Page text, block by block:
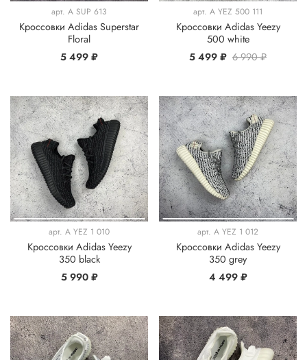
арт. A SUP 613
Кроссовки Adidas Superstar
Floral
5 499 ₽
арт. A YEZ 500 111
Кроссовки Adidas Yeezy
500 white
5 499 ₽ 6 990 ₽
арт. A YEZ 1 010
Кроссовки Adidas Yeezy
350 black
5 990 ₽
арт. A YEZ 1 012
Кроссовки Adidas Yeezy
350 grey
4 499 ₽